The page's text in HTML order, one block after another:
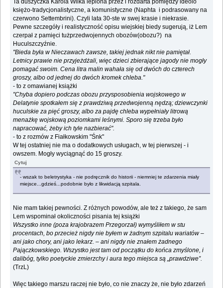
Ta duszyczka Karola Wilka lepiona przez i rozdarta pomiędzy ideolo
księżo-tradycjonalistyczne, a komunistyczne (Naphta i podrasowany na
czerwono Settembrini). Czyli lata 30-ste w swej krasie i niekrasie.
Pewne szczegóły i realistyczność opisu wiejskiej biedy sugerują, iż Lem
czerpał z pamięci tużprzedwojennych obozów(obozu?) na
Huculszczyźnie.
"Bieda była w Nieczawach zawsze, takiej jednak nikt nie pamiętał.
Letnicy prawie nie przyjeżdżali, więc dzieci zbierające jagody nie mogły
pomagać swoim. Cena litra malin wahała się od dwóch do czterech
groszy, albo od jednej do dwóch kromek chleba."
- to z omawianej książki
"Chyba dopiero podczas obozu przysposobienia wojskowego w
Delatynie spotkałem się z prawdziwą przedwojenną nędzą; dziewczynki
huculskie za pięć groszy, albo za pajdę chleba wypełniały litrową
menażkę wojskową poziomkami leśnymi. Sporo się trzeba było
napracować, żeby ich tyle nazbierać".
- to z rozmów z Fiałkowskim "Śnk"
W tej ostatniej nie ma o dodatkowych usługach, w tej pierwszej - i
owszem. Mogły wyciągnąć do 15 groszy.
Cytuj
- wszak to beletrystyka - nie podręcznik do historii - niemniej te zdarzenia miały
miejsce...gdzieś...podobnie było z likwidacją szpitala.
Nie mam takiej pewności. Z różnych powodów, ale też z takiego, że sam
Lem wspominał okoliczności pisania tej książki
Wszystko inne (poza krajobrazem Przegorzał) wymyśliłem w stu
procentach, bo przecież nigdy nie byłem w żadnym szpitalu wariatów –
ani jako chory, ani jako lekarz. – ani nigdy nie znałem żadnego
Pajączkowskiego. Wszystko jest tam od początku do końca zmyślone, i
dalibóg, tylko poetyckie zmierzchy i aura tego miejsca są „prawdziwe”.
(TrzL)
Więc takiego marszu raczej nie było, co nie znaczy że, nie było zdarzeń